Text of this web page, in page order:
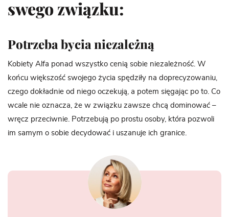
swego związku:
Potrzeba bycia niezależną
Kobiety Alfa ponad wszystko cenią sobie niezależność. W
końcu większość swojego życia spędziły na doprecyzowaniu,
czego dokładnie od niego oczekują, a potem sięgając po to. Co
wcale nie oznacza, że w związku zawsze chcą dominować –
wręcz przeciwnie. Potrzebują po prostu osoby, która pozwoli
im samym o sobie decydować i uszanuje ich granice.